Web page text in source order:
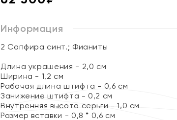
Информация
2 Сапфира синт.; Фианиты
Длина украшения - 2,0 см
Ширина - 1,2 см
Рабочая длина штифта - 0,6 см
Занижение штифта - 0,2 см
Внутренняя высота серьги - 1,0 см
Размер вставки - 0,8 * 0,6 см